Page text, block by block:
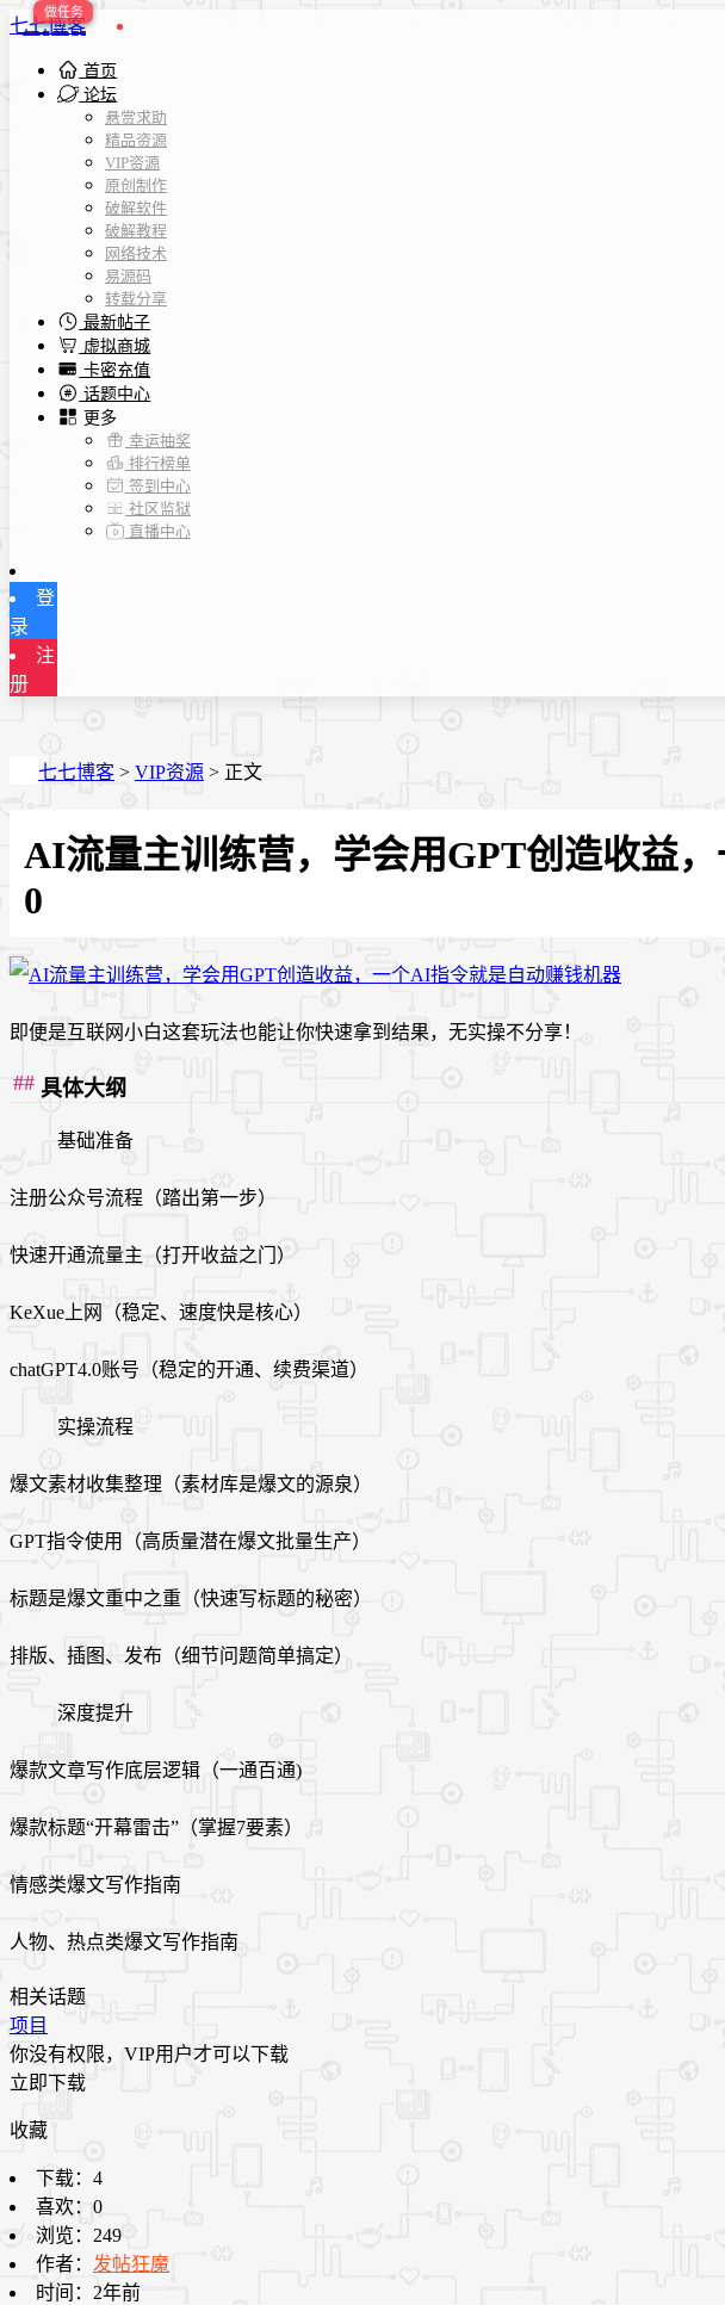
七七博客
首页
论坛
悬赏求助
精品资源
VIP资源
原创制作
破解软件
破解教程
网络技术
易源码
转载分享
最新帖子
虚拟商城
卡密充值
话题中心
更多
幸运抽奖
排行榜单
签到中心
社区监狱
直播中心
登
录
注
册
七七博客 > VIP资源 > 正文
AI流量主训练营，学会用GPT创造收益
0
即便是互联网小白这套玩法也能让你快速拿到结果，无实操不分享！
具体大纲
基础准备
注册公众号流程（踏出第一步）
快速开通流量主（打开收益之门）
KeXue上网（稳定、速度快是核心）
chatGPT4.0账号（稳定的开通、续费渠道）
实操流程
爆文素材收集整理（素材库是爆文的源泉）
GPT指令使用（高质量潜在爆文批量生产）
标题是爆文重中之重（快速写标题的秘密）
排版、插图、发布（细节问题简单搞定）
深度提升
爆款文章写作底层逻辑（一通百通)
爆款标题“开幕雷击”（掌握7要素）
情感类爆文写作指南
人物、热点类爆文写作指南
相关话题
项目
你没有权限，VIP用户才可以下载
立即下载
收藏
下载： 4
喜欢： 0
浏览： 249
作者： 发帖狂魔
时间： 2年前